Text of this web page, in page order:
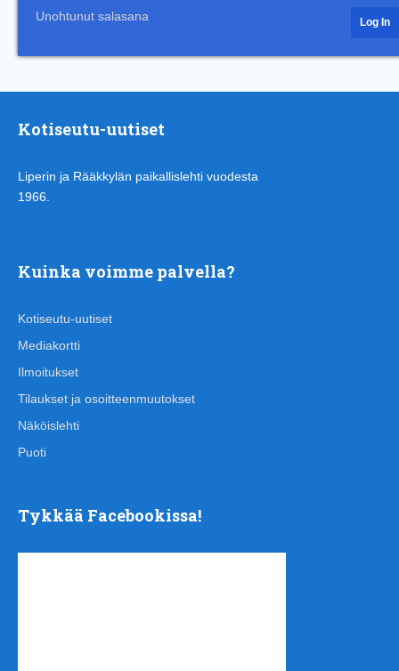
Unohtunut salasana
Kotiseutu-uutiset
Liperin ja Rääkkylän paikallislehti vuodesta
1966.
Kuinka voimme palvella?
Kotiseutu-uutiset
Mediakortti
Ilmoitukset
Tilaukset ja osoitteenmuutokset
Näköislehti
Puoti
Tykkää Facebookissa!